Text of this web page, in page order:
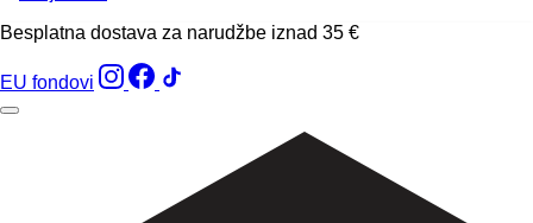
Besplatna dostava za narudžbe iznad 35 €
EU fondovi